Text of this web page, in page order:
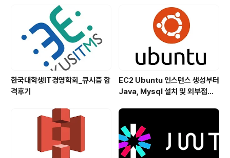
로 인해 내가 무엇을 하게되고 어떻게 살게될지 크게 달라
질 확률도 클 것이다. 이와 마찬가지로 back-end 개발을
시작하면서 중요한 갈림길인 node.js 와 Spring Boot
중 어..
한국대학생IT경영학회_큐시즘 합
격후기
EC2 Ubuntu 인스턴스 생성부터
Java, Mysql 설치 및 외부접속